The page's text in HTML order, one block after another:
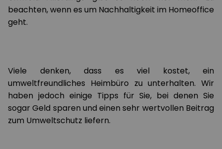
beachten, wenn es um Nachhaltigkeit im Homeoffice
geht.
Viele denken, dass es viel kostet, ein
umweltfreundliches Heimbüro zu unterhalten. Wir
haben jedoch einige Tipps für Sie, bei denen Sie
sogar Geld sparen und einen sehr wertvollen Beitrag
zum Umweltschutz liefern.